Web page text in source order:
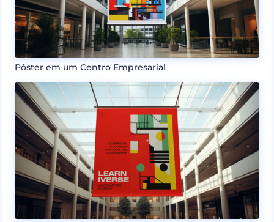
Pôster em um Centro Empresarial